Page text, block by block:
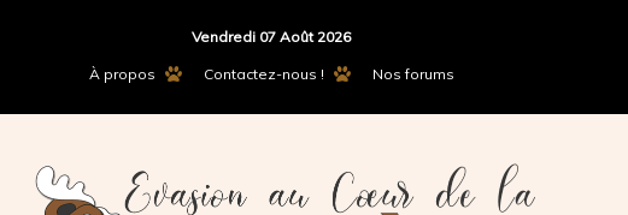
Vendredi 07 Août 2026
À propos Contactez-nous ! Nos forums